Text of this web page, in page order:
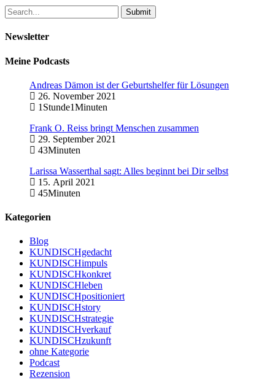
Newsletter
Meine Podcasts
Andreas Dämon ist der Geburtshelfer für Lösungen
26. November 2021
1Stunde1Minuten
Frank O. Reiss bringt Menschen zusammen
29. September 2021
43Minuten
Larissa Wasserthal sagt: Alles beginnt bei Dir selbst
15. April 2021
45Minuten
Kategorien
Blog
KUNDISCHgedacht
KUNDISCHimpuls
KUNDISCHkonkret
KUNDISCHleben
KUNDISCHpositioniert
KUNDISCHstory
KUNDISCHstrategie
KUNDISCHverkauf
KUNDISCHzukunft
ohne Kategorie
Podcast
Rezension